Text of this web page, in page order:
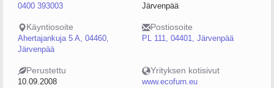
0400 393003 Järvenpää
Käyntiosoite
Ahertajankuja 5 A, 04460,
Järvenpää
Postiosoite
PL 111, 04401, Järvenpää
Perustettu
10.09.2008
Yrityksen kotisivut
www.ecofurn.eu